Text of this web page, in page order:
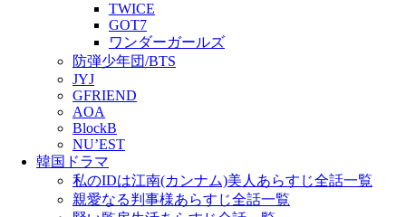
TWICE
GOT7
ワンダーガールズ
防弾少年団/BTS
JYJ
GFRIEND
AOA
BlockB
NU’EST
韓国ドラマ
私のIDは江南(カンナム)美人あらすじ全話一覧
親愛なる判事様あらすじ全話一覧